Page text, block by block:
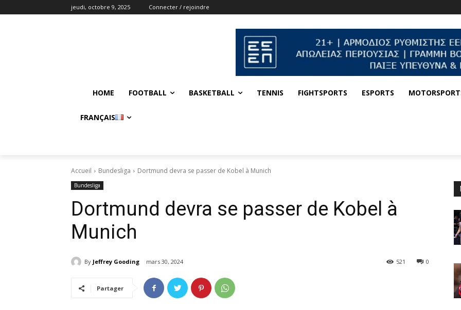
jeudi, octobre 9, 2025 Connecter / rejoindre
HOME FOOTBALL BASKETBALL TENNIS FIGHTSPORTS ESPORTS
FRANÇAIS
Accueil Bundesliga Dortmund devra se passer de Kobel à Munich
Bundesliga
Dortmund devra se passer de Kobel à
Munich
By Jeffrey Gooding mars 30, 2024 0
521
Partager